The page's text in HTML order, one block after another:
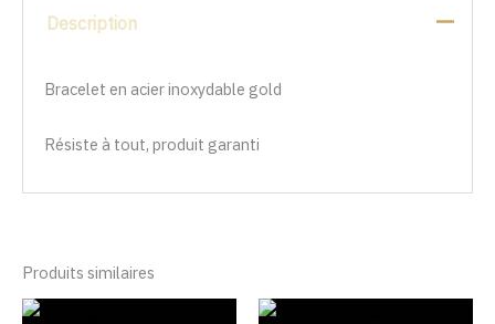
Description
Bracelet en acier inoxydable gold
Résiste à tout, produit garanti
Produits similaires